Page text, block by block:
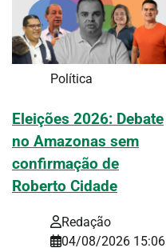
Política
Eleições 2026: Debate
no Amazonas sem
confirmação de
Roberto Cidade
Redação
04/08/2026 15:06